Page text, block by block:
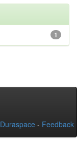
1
Duraspace - Feedback